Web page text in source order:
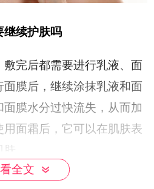
继续护肤吗
敷完后都需要进行乳液、面
膜后，继续涂抹乳液和面
膜水分过快流失，从而加
面霜后，它可以在肌肤表
。
全文